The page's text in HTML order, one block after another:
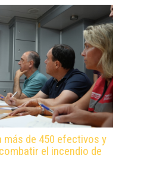
más de 450 efectivos y
el incendio de